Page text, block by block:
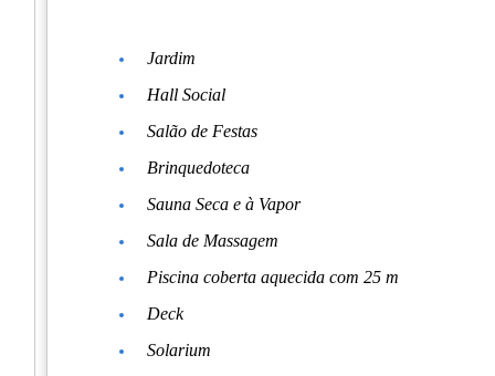
Jardim
Hall Social
Salão de Festas
Brinquedoteca
Sauna Seca e à Vapor
Sala de Massagem
Piscina coberta aquecida com 25 m
Deck
Solarium